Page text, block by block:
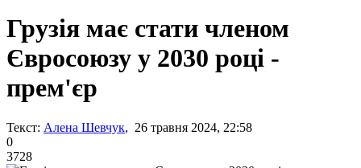
Грузія має стати членом
Євросоюзу у 2030 році -
прем'єр
Текст: Алена Шевчук, 26 травня 2024, 22:58
0
3728